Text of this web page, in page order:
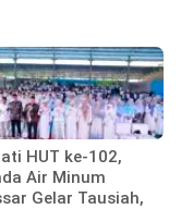
HUT ke-102,
Air Minum
Gelar Tausiah,